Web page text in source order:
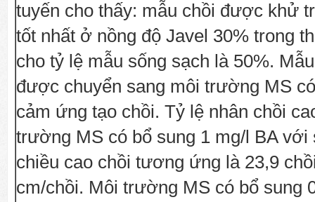
tuyến cho thấy: mẫu chồi được khử
tốt nhất ở nồng độ Javel 30% trong
cho tỷ lệ mẫu sống sạch là 50%.
được chuyển sang môi trường MS
cảm ứng tạo chồi. Tỷ lệ nhân chồi
trường MS có bổ sung 1 mg/l BA với
chiều cao chồi tương ứng là 23,9
cm/chồi. Môi trường MS có bổ sung